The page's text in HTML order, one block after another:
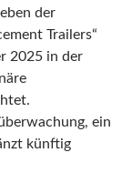
der
Trailers“
2025 in der
ein
künftig